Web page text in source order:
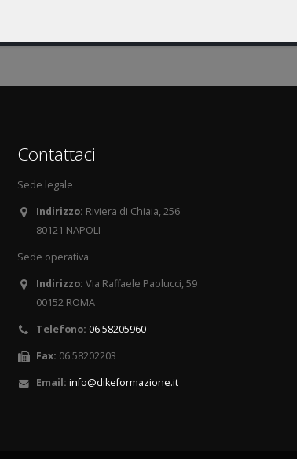
Contattaci
Sede legale
Indirizzo: Riviera di Chiaia, 256
80121 NAPOLI
Sede operativa
Indirizzo: Via Raffaele Paolucci, 59
00152 ROMA
Telefono: 06.58205960
Fax: 06.58202203
Email: info@dikeformazione.it